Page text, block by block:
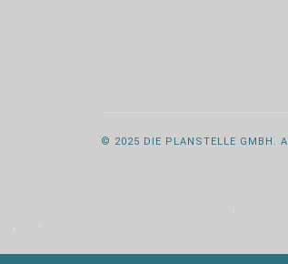
© 2025 DIE PLANSTELLE GMBH.